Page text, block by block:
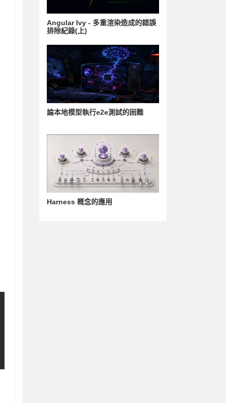
Angular Ivy - 多重渲染造成的錯誤
排除紀錄(上)
論本地模型執行e2e測試的困難
Harness 概念的應用